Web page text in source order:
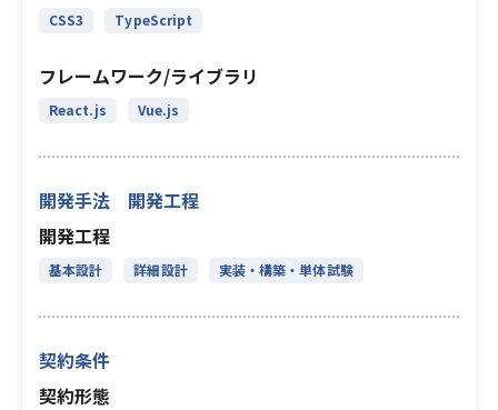
CSS3 TypeScript
フレームワーク/ライブラリ
React.js Vue.js
開発手法 開発工程
開発工程
基本設計 詳細設計 実装・構築・単体試験
契約条件
契約形態